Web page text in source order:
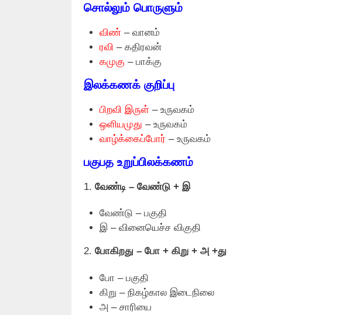
சாெல்லும் பாெருளும்
விண் – வானம்
ரவி – கதிரவன்
கமுகு – பாக்கு
இலக்கணக் குறிப்பு
பிறவி இருள் – உருவகம்
ஒளியமுது – உருவகம்
வாழ்க்கைப்போர் – உருவகம்
பகுபத உறுப்பிலக்கணம்
1. வேண்டி – வேண்டு + இ
வேண்டு – பகுதி
இ – வினையெச்ச விகுதி
2. போகிறது – போ + கிறு + அ +து
போ – பகுதி
கிறு – நிகழ்கால இடைநிலை
அ – சாரியை